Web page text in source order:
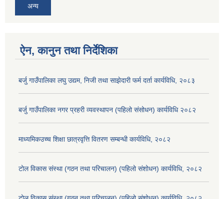
अन्य
ऐन, कानुन तथा निर्देशिका
बर्जु गाउँपालिका लघु उद्यम, निजी तथा साझेदारी फर्म दर्ता कार्यविधि, २०८३
बर्जु गाउँपालिका नगर प्रहरी व्यवस्थापन (पहिलो संसोधन) कार्यविधि २०८२
माध्यमिकउच्च शिक्षा छात्रवृत्ति वितरण सम्बन्धी कार्यविधि, २०८२
टोल विकास संस्था (गठन तथा परिचालन) (पहिलो संशोधन) कार्यविधि, २०८२